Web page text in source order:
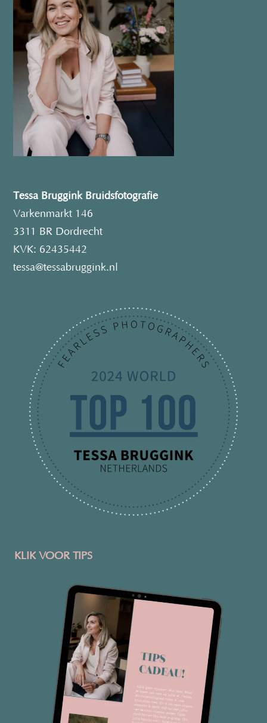
Tessa Bruggink Bruidsfotografie
Varkenmarkt 146
3311 BR Dordrecht
KVK: 62435442
tessa@tessabruggink.nl
KLIK VOOR TIPS